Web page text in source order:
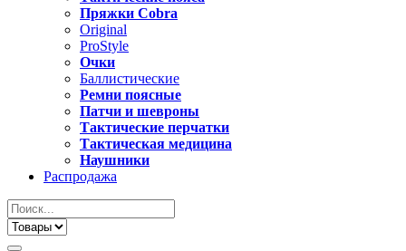
Пряжки Cobra
Original
ProStyle
Очки
Баллистические
Ремни поясные
Патчи и шевроны
Тактические перчатки
Тактическая медицина
Наушники
Распродажа